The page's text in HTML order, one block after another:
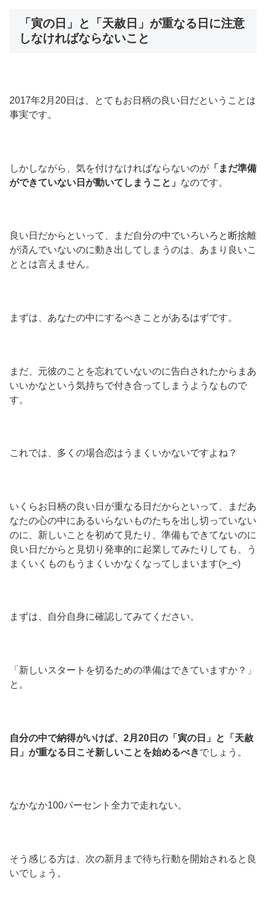
「寅の日」と「天赦日」が重なる日に注意
しなければならないこと
2017年2月20日は、とてもお日柄の良い日だということは
事実です。
しかしながら、気を付けなければならないのが 「まだ準備
ができていない日が動いてしまうこと」 なのです。
良い日だからといって、まだ自分の中でいろいろと断捨離
が済んでいないのに動き出してしまうのは、あまり良いこ
ととは言えません。
まずは、あなたの中にするべきことがあるはずです。
まだ、元彼のことを忘れていないのに告白されたからまあ
いいかなという気持ちで付き合ってしまうようなもので
す。
これでは、多くの場合恋はうまくいかないですよね？
いくらお日柄の良い日が重なる日だからといって、まだあ
なたの心の中にあるいらないものたちを出し切っていない
のに、新しいことを初めて見たり、準備もできてないのに
良い日だからと見切り発車的に起業してみたりしても、う
まくいくものもうまくいかなくなってしまいます(>_<)
まずは、自分自身に確認してみてください。
「新しいスタートを切るための準備はできていますか？」
と。
自分の中で納得がいけば、2月20日の「寅の日」と「天赦
日」が重なる日こそ新しいことを始めるべきでしょう。
なかなか100パーセント全力で走れない。
そう感じる方は、次の新月まで待ち行動を開始されると良
いでしょう。